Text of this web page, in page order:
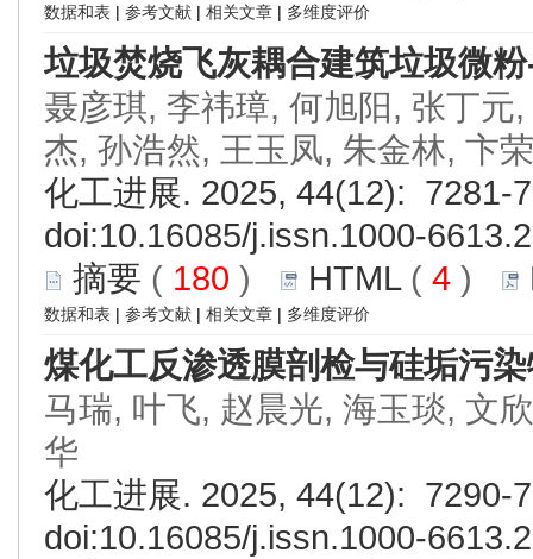
数据和表 | 参考文献 | 相关文章 | 多维度评价
垃圾焚烧飞灰耦合建筑垃圾微
聂彦琪, 李祎璋, 何旭阳, 张丁
杰, 孙浩然, 王玉凤, 朱金林, 卞
化工进展. 2025, 44(12): 7281-
doi:10.16085/j.issn.1000-
摘要 ( 180 ) HTML( 4 )
数据和表 | 参考文献 | 相关文章 | 多维度评价
煤化工反渗透膜剖检与硅垢污
马瑞, 叶飞, 赵晨光, 海玉琰, 文
华
化工进展. 2025, 44(12): 7290-
doi:10.16085/j.issn.1000-